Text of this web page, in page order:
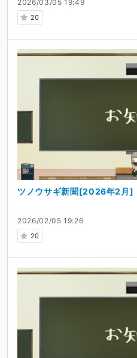
2026/03/05 19:49
20
2026/02/05 19:26
20
ツノウサギ新聞[2026年2月]